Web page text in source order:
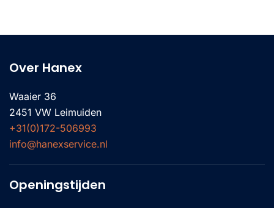
Over Hanex
Waaier 36
2451 VW Leimuiden
+31(0)172-506993
info@hanexservice.nl
Openingstijden